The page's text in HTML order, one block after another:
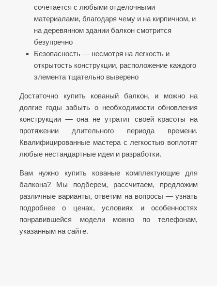
сочетается с любыми отделочными
материалами, благодаря чему и на кирпичном, и
на деревянном здании балкон смотрится
безупречно
Безопасность — несмотря на легкость и
открытость конструкции, расположение каждого
элемента тщательно выверено
Достаточно купить кованый балкон, и можно на
долгие годы забыть о необходимости обновления
конструкции — она не утратит своей красоты на
протяжении длительного периода времени.
Квалифицированные мастера с легкостью воплотят
любые нестандартные идеи и разработки.
Вам нужно купить кованые комплектующие для
балкона? Мы подберем, рассчитаем, предложим
различные варианты, ответим на вопросы — узнать
подробнее о ценах, условиях и особенностях
понравившейся модели можно по телефонам,
указанным на сайте.